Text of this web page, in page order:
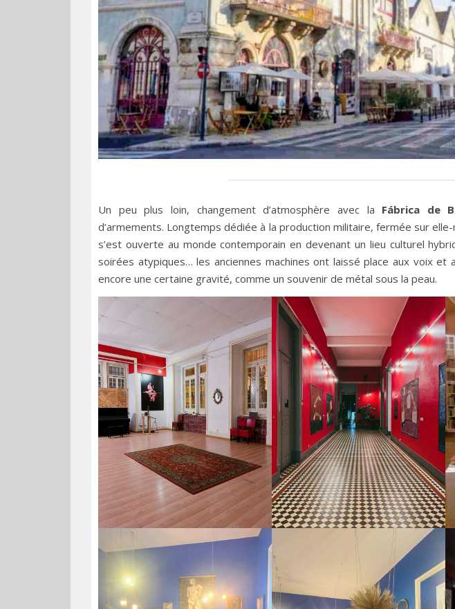
Un peu plus loin, changement d’atmosphère avec la Fábrica de
d’armements. Longtemps dédiée à la production militaire, fermée sur
s’est ouverte au monde contemporain en devenant un lieu culturel
soirées atypiques… les anciennes machines ont laissé place aux voix et
encore une certaine gravité, comme un souvenir de métal sous la peau.